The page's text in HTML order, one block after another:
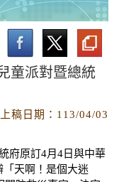
童派對暨總統
上稿日期： 113/04/03
府原訂4月4日與中華
天啊！是個大迷